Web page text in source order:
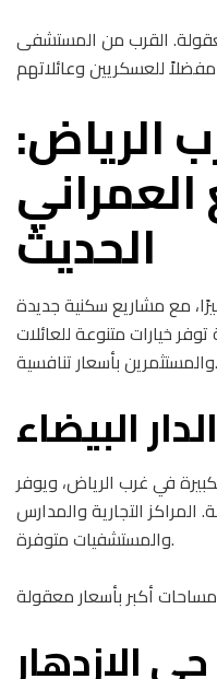
القرب من المستشفى
الرياض:
الحديث
مع مشاريع سكنية جديدة
خيارات متنوعة للعائلات
والمستثمرين بأسعار تنافسية.
البيضاء
في غرب الرياض، ويوفر
التجارية والمدارس
والمستشفيات متوفرة.
حي الإزدهار